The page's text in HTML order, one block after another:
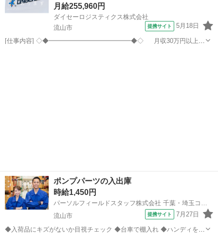
月給255,960円
ダイセーロジスティクス株式会社
流山市
提携サイト 5月18日
[仕事内容] ◇◆━━━━━━━━━━━━━◆◇ 月収30万円以上可
ポンプパーツの入出庫
時給1,450円
パーソルフィールドスタッフ株式会社 千葉・埼玉コーディネートセンター千葉担当
流山市
提携サイト 7月27日
◆入荷品にキズがないか目視チェック ◆台車で棚入れ ◆ハンディを使